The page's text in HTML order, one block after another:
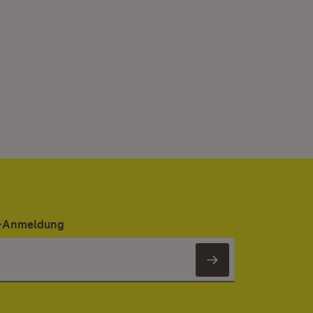
Newsletter